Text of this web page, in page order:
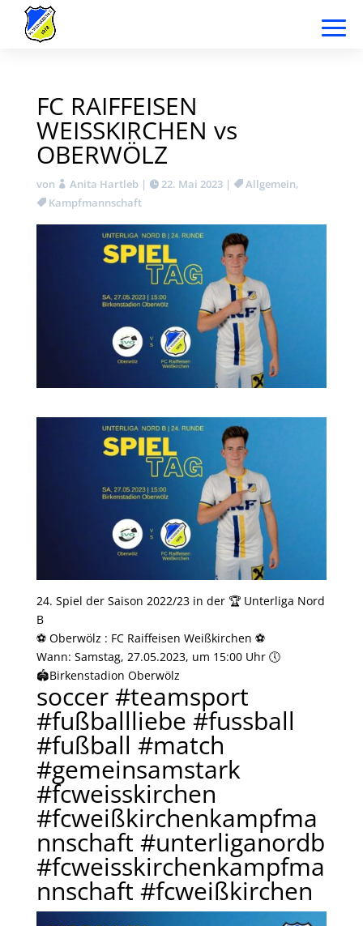
FC RAIFFEISEN
WEISSKIRCHEN vs
OBERWÖLZ
von Anita Hartleb| 22. Mai 2023| Allgemein,
Kampfmannschaft
24. Spiel der Saison 2022/23 in der 🏆 Unterliga Nord
B
⚽️ Oberwölz : FC Raiffeisen Weißkirchen ⚽️
Wann: Samstag, 27.05.2023, um 15:00 Uhr 🕔
🏟Birkenstadion Oberwölz
soccer #teamsport
#fußballliebe #fussball
#fußball #match
#gemeinsamstark
#fcweisskirchen
#fcweißkirchenkampfma
nnschaft #unterliganordb
#fcweisskirchenkampfma
nnschaft #fcweißkirchen